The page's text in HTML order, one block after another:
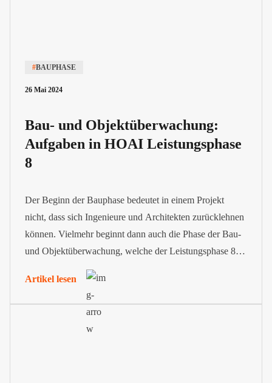
#BAUPHASE
26 Mai 2024
Bau- und Objektüberwachung:
Aufgaben in HOAI Leistungsphase
8
Der Beginn der Bauphase bedeutet in einem Projekt
nicht, dass sich Ingenieure und Architekten zurücklehnen
können. Vielmehr beginnt dann auch die Phase der Bau-
und Objektüberwachung, welche der Leistungsphase 8
im Rahmen der Honorarordnung für Architekten und
Ingenieure (HOAI) entspricht.
Artikel lesen